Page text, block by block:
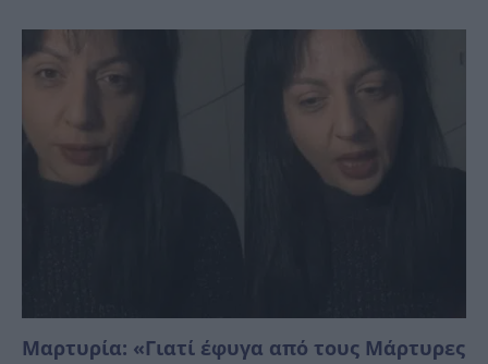
Μαρτυρία: «Γιατί έφυγα από τους Μάρτυρες